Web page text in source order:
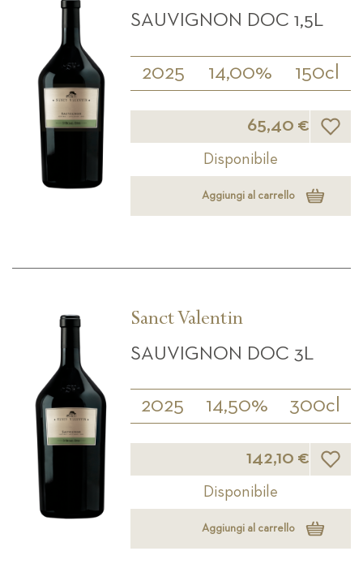
SAUVIGNON DOC 1,5L
2025 14,00% 150cl
65,40 €
Disponibile
Aggiungi al carrello
Sanct Valentin
SAUVIGNON DOC 3L
2025 14,50% 300cl
142,10 € Lista
Disponibile
Aggiungi al carrello